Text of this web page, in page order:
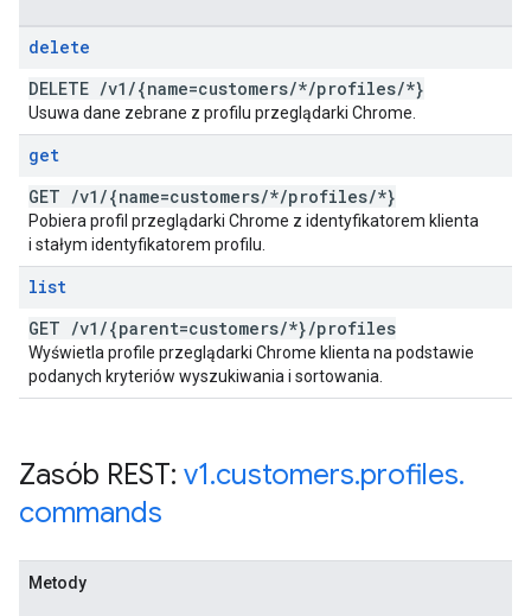
delete
DELETE /v1 /{name=customers/*/profiles/*}
Usuwa dane zebrane z profilu przeglądarki Chrome.
get
GET /v1 /{name=customers/*/profiles/*}
Pobiera profil przeglądarki Chrome z identyfikatorem klienta
i stałym identyfikatorem profilu.
list
GET /v1 /{parent=customers/*}/profiles
Wyświetla profile przeglądarki Chrome klienta na podstawie
podanych kryteriów wyszukiwania i sortowania.
Zasób REST: v1.customers.profiles.
commands
Metody